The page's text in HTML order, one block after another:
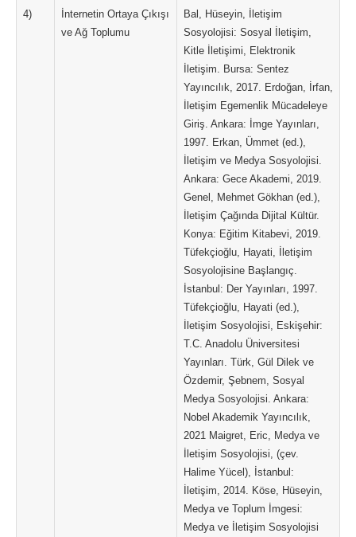
4)
İnternetin Ortaya Çıkışı
ve Ağ Toplumu
Bal, Hüseyin, İletişim
Sosyolojisi: Sosyal İletişim,
Kitle İletişimi, Elektronik
İletişim. Bursa: Sentez
Yayıncılık, 2017. Erdoğan, İrfan,
İletişim Egemenlik Mücadeleye
Giriş. Ankara: İmge Yayınları,
1997. Erkan, Ümmet (ed.),
İletişim ve Medya Sosyolojisi.
Ankara: Gece Akademi, 2019.
Genel, Mehmet Gökhan (ed.),
İletişim Çağında Dijital Kültür.
Konya: Eğitim Kitabevi, 2019.
Tüfekçioğlu, Hayati, İletişim
Sosyolojisine Başlangıç.
İstanbul: Der Yayınları, 1997.
Tüfekçioğlu, Hayati (ed.),
İletişim Sosyolojisi, Eskişehir:
T.C. Anadolu Üniversitesi
Yayınları. Türk, Gül Dilek ve
Özdemir, Şebnem, Sosyal
Medya Sosyolojisi. Ankara:
Nobel Akademik Yayıncılık,
2021 Maigret, Eric, Medya ve
İletişim Sosyolojisi, (çev.
Halime Yücel), İstanbul:
İletişim, 2014. Köse, Hüseyin,
Medya ve Toplum İmgesi:
Medya ve İletişim Sosyolojisi